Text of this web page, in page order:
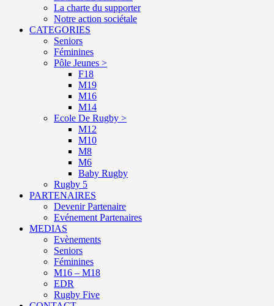
La charte du supporter
Notre action sociétale
CATEGORIES
Seniors
Féminines
Pôle Jeunes >
F18
M19
M16
M14
Ecole De Rugby >
M12
M10
M8
M6
Baby Rugby
Rugby 5
PARTENAIRES
Devenir Partenaire
Evénement Partenaires
MEDIAS
Evènements
Seniors
Féminines
M16 – M18
EDR
Rugby Five